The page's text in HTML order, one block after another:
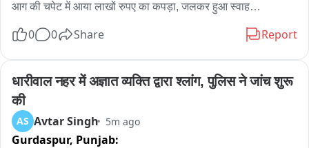
आग की चपेट में आया लाखों रुपए का कपड़ा, जलकर हुआ स्वाह
कड़ी मशक्कत के बाद आग पर पाया गया काबू
0 0 Share Report
धारीवाल नहर में अज्ञात व्यक्ति द्वारा श्लांग, पुलिस ने जांच शुरू
की
AS Avtar Singh 5m ago
Gurdaspur, Punjab: